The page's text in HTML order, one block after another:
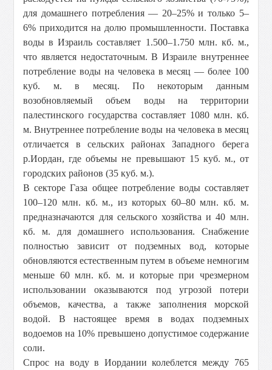
для домашнего потребления — 20–25% и только 5–
6% приходится на долю промышленности. Поставка
воды в Израиль составляет 1.500–1.750 млн. кб. м.,
что является недостаточным. В Израиле внутреннее
потребление воды на человека в месяц — более 100
куб. м. в месяц. По некоторым данным
возобновляемый объем воды на территории
палестинского государства составляет 1080 млн. кб.
м. Внутреннее потребление воды на человека в месяц
отличается в сельских районах Западного берега
р.Иордан, где объемы не превышают 15 куб. м., от
городских районов (35 куб. м.).
В секторе Газа общее потребление воды составляет
100–120 млн. кб. м., из которых 60–80 млн. кб. м.
предназначаются для сельского хозяйства и 40 млн.
кб. м. для домашнего использования. Снабжение
полностью зависит от подземных вод, которые
обновляются естественным путем в объеме немногим
меньше 60 млн. кб. м. и которые при чрезмерном
использовании оказываются под угрозой потери
объемов, качества, а также заполнения морской
водой. В настоящее время в водах подземных
водоемов на 10% превышено допустимое содержание
соли.
Спрос на воду в Иордании колеблется между 765